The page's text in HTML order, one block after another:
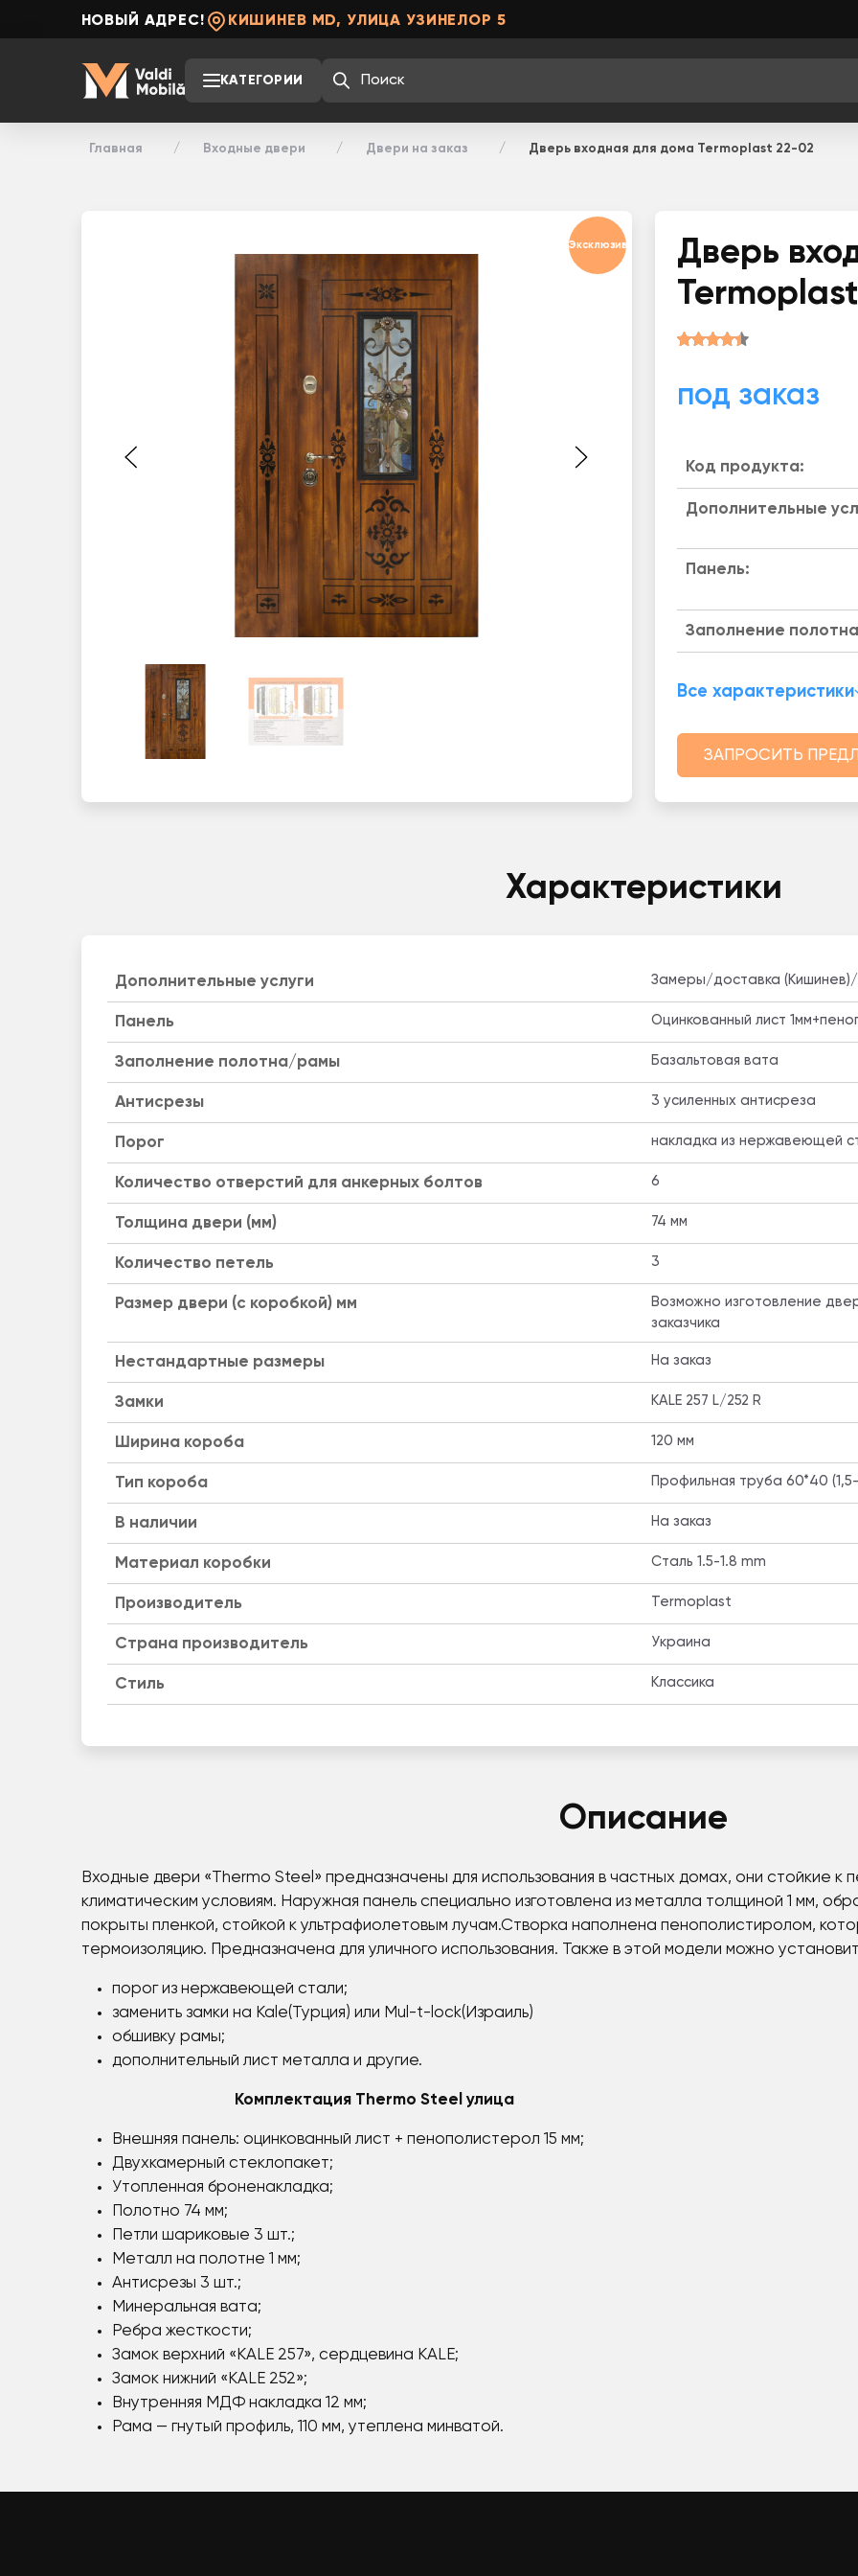
НОВЫЙ АДРЕС! КИШИНЕВ MD, УЛИЦА УЗИНЕЛОР 5
КАТЕГОРИИ
Главная Входные двери Двери на заказ Дверь входная для дома Termoplast 22-02
Эксклюзив
Дверь
под заказ
Код продукта:
Дополнительные
Панель:
Заполнение
Все характеристики
ЗАПРОСИТЬ
Характеристики
Дополнительные услуги Замеры/доставка (Кишинев)/
Панель Оцинкованный лист
Заполнение полотна/рамы Базальтовая вата
Антисрезы 3 усиленных антисреза
Порог накладка из нержавеющей
Количество отверстий для анкерных болтов 6
Толщина двери (мм) 74 мм
Количество петель 3
Размер двери (с коробкой) мм
Возможно изготовление
заказчика
Нестандартные размеры На заказ
Замки KALE 257 L/252 R
Ширина короба 120 мм
Тип короба Профильная труба 60*40
B наличии На заказ
Материал коробки Сталь 1.5-1.8 mm
Производитель Termoplast
Страна производитель Украина
Стиль Классика
Описание
Входные двери «Thermo Steel» предназначены для использования в частных домах, они стойкие к
климатическим условиям. Наружная панель специально изготовлена из металла толщиной 1 мм,
покрыты пленкой, стойкой к ультрафиолетовым лучам.Створка наполнена пенополистиролом,
термоизоляцию. Предназначена для уличного использования. Также в этой модели можно
порог из нержавеющей стали;
заменить замки на Каle(Турция) или Mul-t-lock(Израиль)
обшивку рамы;
дополнительный лист металла и другие.
Комплектация Thermo Steel улица
Внешняя панель: оцинкованный лист + пенополистерол 15 мм;
Двухкамерный стеклопакет;
Утопленная броненакладка;
Полотно 74 мм;
Петли шариковые 3 шт.;
Металл на полотне 1 мм;
Антисрезы 3 шт.;
Минеральная вата;
Ребра жесткости;
Замок верхний «KALE 257», сердцевина KALE;
Замок нижний «KALE 252»;
Внутренняя МДФ накладка 12 мм;
Рама — гнутый профиль, 110 мм, утеплена минватой.